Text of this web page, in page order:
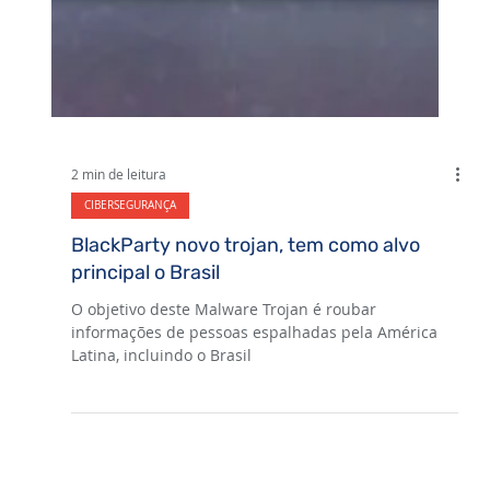
2 min de leitura
CIBERSEGURANÇA
BlackParty novo trojan, tem como alvo
principal o Brasil
informações de pessoas espalhadas pela América